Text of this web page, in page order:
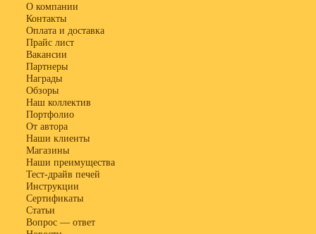
О компании
Контакты
Оплата и доставка
Прайс лист
Вакансии
Партнеры
Награды
Обзоры
Наш коллектив
Портфолио
От автора
Наши клиенты
Магазины
Наши преимущества
Тест-драйв печей
Инструкции
Сертификаты
Статьи
Вопрос — ответ